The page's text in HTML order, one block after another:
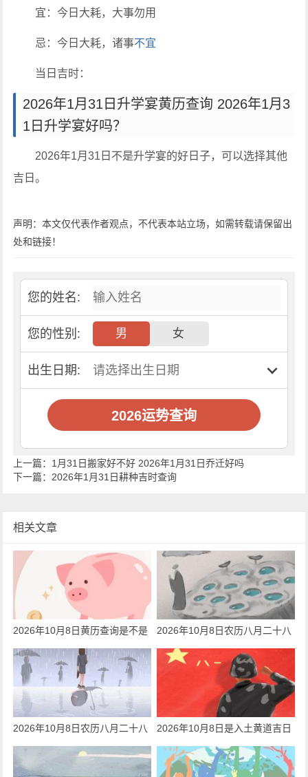
宜：今日大耗，大事勿用
忌：今日大耗，诸事不宜
当日吉时：
2026年1月31日升学宴黄历查询 2026年1月3
1日升学宴好吗？
2026年1月31日不是升学宴的好日子，可以选择其他
吉日。
声明：本文仅代表作者观点，不代表本站立场，如需转载请保留出
处和链接！
您的姓名:
您的性别: 男 女
出生日期:
2026运势查询
上一篇： 1月31日搬家好不好 2026年1月31日乔迁好吗
下一篇： 2026年1月31日耕种吉时查询
相关文章
2026年10月8日黄历查询是不是
钓鱼的黄道吉日
2026年10月8日农历八月二十八
日子好吗 今天黄历是耕种吉日吗
2026年10月8日农历八月二十八
日子好吗 今天黄历是安坟吉日吗
2026年10月8日是入土黄道吉日
吗 今天黄历日子好吗